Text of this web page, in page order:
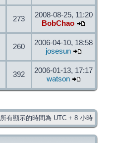
273
2008-08-25, 11:20
BobChao
260
2006-04-10, 18:58
josesun
392
2006-01-13, 17:17
watson
所有顯示的時間為 UTC + 8 小時